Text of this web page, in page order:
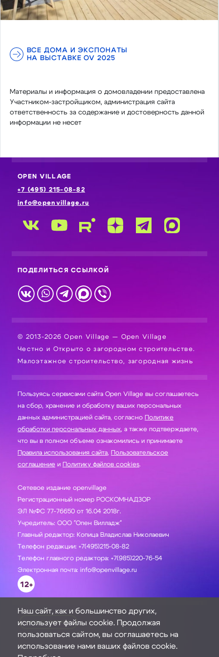
ВСЕ ДОМА И ЭКСПОНАТЫ
НА ВЫСТАВКЕ OV 2025
Материалы и информация о домовладении предоставлена
Участником-застройщиком, администрация сайта
ответственность за содержание и достоверность данной
информации не несет
OPEN VILLAGE
+7 (495) 215-08-82
info@openvillage.ru
ПОДЕЛИТЬСЯ ССЫЛКОЙ
© 2013-2026 Open Village — Open Village
Честно и Открыто о загородном строительстве.
Малоэтажное строительство, загородная жизнь
Пользуясь сервисами сайта Open Village вы соглашаетесь
на сбор, хранение и обработку ваших персональных
данных администрацией сайта, согласно Политике
обработки персональных данных, а также подтверждаете,
что вы в полном объеме ознакомились и принимаете
Правила использования сайта, Пользовательское
соглашение и Политику файлов cookies.
Сетевое издание openvillage
Регистрационный номер РОСКОМНАДЗОР
ЭЛ №ФС 77-76650 от 16.04 2018г.
Учредитель: ООО "Опен Вилладж"
Главный редактор: Копица Владислав Николаевич
Телефон редакции: +7(495)215-08-82
Телефон главного редактора: +7(985)220-76-54
Электронная почта: info@openvillage.ru
12+
ЗАДАТЬ ВОПРОС
Наш сайт, как и большинство других,
использует файлы cookie. Продолжая
пользоваться сайтом, вы соглашаетесь на
использование нами ваших файлов cookie.